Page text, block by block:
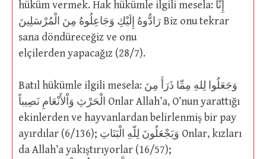
hüküm vermek. Hak hükümle ilgili mesela: إِنَّا
رَادُّوهُ إِلَيْكِ وَجَاعِلُوهُ مِنَ الْمُرْسَلِينَ Biz onu tekrar
sana döndüreceğiz ve onu
elçilerden yapacağız (28/7).
Batıl hükümle ilgili mesela: وَجَعَلُوا لِلهِ مِمِّا ذَرَأَ مِنَ
الْحَرْثِ وَاْلأَنْعَامِ نَصِيباً Onlar Allah’a, O’nun yarattığı
ekinlerden ve hayvanlardan belirlenmiş bir pay
ayırdılar (6/136); وَيَجْعَلُونَ لِلّهِ الْبَنَاتِ Onlar, kızları
da Allah’a yakıştırıyorlar (16/57);